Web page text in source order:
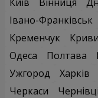
Івано-Франківськ
Кременчук
Одеса
Полтава
Ужгород
Харків
Черкаси
Чернівці